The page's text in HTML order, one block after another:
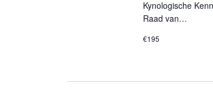
Kynologische
Raad van…
€195